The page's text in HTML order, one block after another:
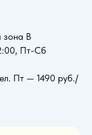
зона B
Пт-Сб
Пт — 1490 руб./